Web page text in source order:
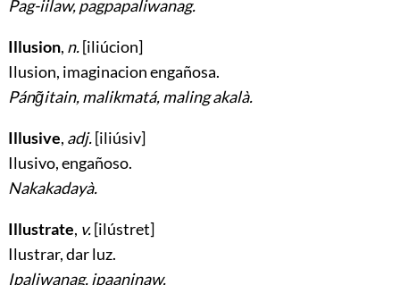
Pag-iilaw, pagpapaliwanag.
Illusion, n.[iliúcion]
Ilusion, imaginacion engañosa.
Páng̃itain, malikmatá, maling akalà.
Illusive, adj.[iliúsiv]
Ilusivo, engañoso.
Nakakadayà.
Illustrate, v.[ilústret]
Ilustrar, dar luz.
Ipaliwanag, ipaaninaw.